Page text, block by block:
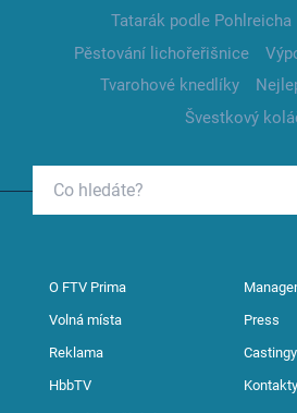
Tatarák podle Pohlreicha
Pěstování lichořeřišnice
Tvarohové knedlíky
Švestkový
O FTV Prima
Volná místa Press
Reklama
HbbTV Kontakty